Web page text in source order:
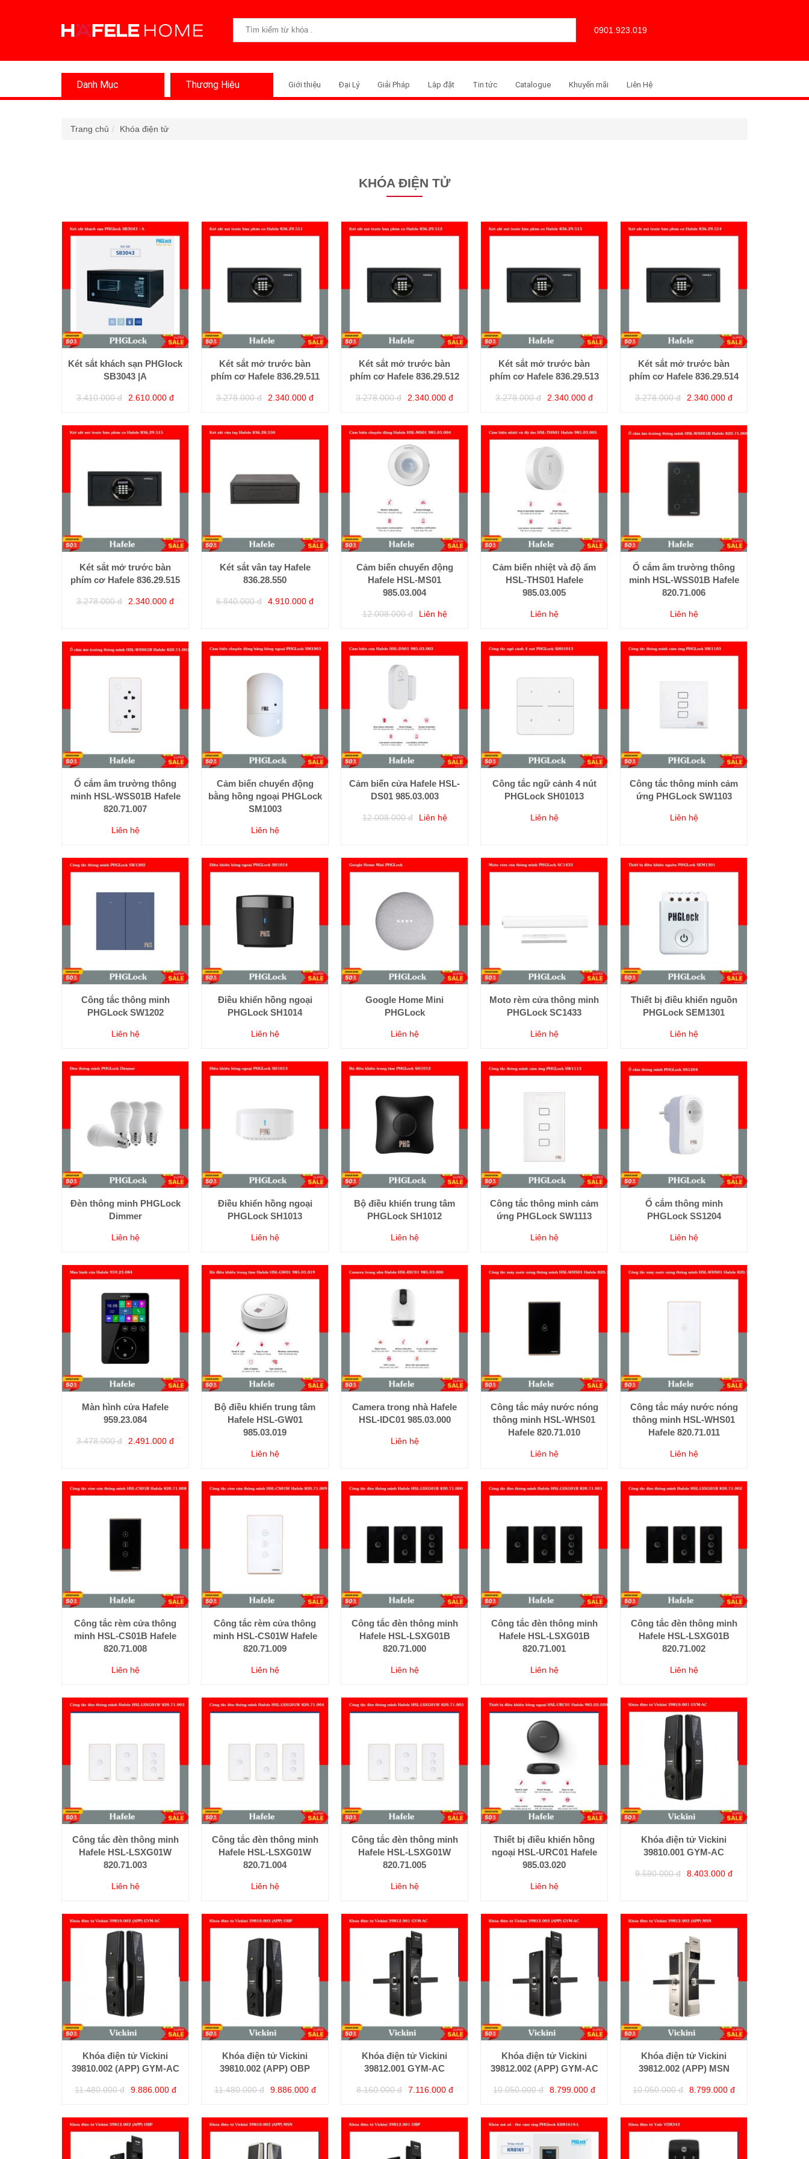
0901.923.019
Danh Mục Thương Hiệu Giới thiệu Đại Lý Giải Pháp Lắp đặt Tin tức Catalogue Khuyến mãi Liên Hệ
Trang chủ Khóa điện tử
KHÓA ĐIỆN TỬ
Két sắt khách sạn PHGlock
SB3043 |A
3.410.000 đ 2.610.000 đ
Két sắt mở trước bàn
phím cơ Hafele 836.29.511
3.278.000 đ 2.340.000 đ
Két sắt mở trước bàn
phím cơ Hafele 836.29.512
3.278.000 đ 2.340.000 đ
Két sắt mở trước bàn
phím cơ Hafele 836.29.513
3.278.000 đ 2.340.000 đ
Két sắt mở trước bàn
phím cơ Hafele 836.29.514
3.278.000 đ 2.340.000 đ
Két sắt mở trước bàn
phím cơ Hafele 836.29.515
3.278.000 đ 2.340.000 đ
Két sắt vân tay Hafele
836.28.550
6.840.000 đ 4.910.000 đ
Cảm biến chuyển động
Hafele HSL-MS01
985.03.004
12.008.000 đ Liên hệ
Cảm biến nhiệt và độ ẩm
HSL-THS01 Hafele
985.03.005
Liên hệ
Ổ cắm âm trường thông
minh HSL-WSS01B Hafele
820.71.006
Liên hệ
Ổ cắm âm trường thông
minh HSL-WSS01B Hafele
820.71.007
Liên hệ
Cảm biến chuyển động
bằng hồng ngoại PHGLock
SM1003
Liên hệ
Cảm biến cửa Hafele HSL-
DS01 985.03.003
12.008.000 đ Liên hệ
Công tắc ngữ cảnh 4 nút
PHGLock SH01013
Liên hệ
Công tắc thông minh cảm
ứng PHGLock SW1103
Liên hệ
Công tắc thông minh
PHGLock SW1202
Liên hệ
Điều khiển hồng ngoại
PHGLock SH1014
Liên hệ
Google Home Mini
PHGLock
Liên hệ
Moto rèm cửa thông minh
PHGLock SC1433
Liên hệ
Thiết bị điều khiển nguồn
PHGLock SEM1301
Liên hệ
Đèn thông minh PHGLock
Dimmer
Liên hệ
Điều khiển hồng ngoại
PHGLock SH1013
Liên hệ
Bộ điều khiển trung tâm
PHGLock SH1012
Liên hệ
Công tắc thông minh cảm
ứng PHGLock SW1113
Liên hệ
Ổ cắm thông minh
PHGLock SS1204
Liên hệ
Màn hình cửa Hafele
959.23.084
3.478.000 đ 2.491.000 đ
Bộ điều khiển trung tâm
Hafele HSL-GW01
985.03.019
Liên hệ
Camera trong nhà Hafele
HSL-IDC01 985.03.000
Liên hệ
Công tắc máy nước nóng
thông minh HSL-WHS01
Hafele 820.71.010
Liên hệ
Công tắc máy nước nóng
thông minh HSL-WHS01
Hafele 820.71.011
Liên hệ
Công tắc rèm cửa thông
minh HSL-CS01B Hafele
820.71.008
Liên hệ
Công tắc rèm cửa thông
minh HSL-CS01W Hafele
820.71.009
Liên hệ
Công tắc đèn thông minh
Hafele HSL-LSXG01B
820.71.000
Liên hệ
Công tắc đèn thông minh
Hafele HSL-LSXG01B
820.71.001
Liên hệ
Công tắc đèn thông minh
Hafele HSL-LSXG01B
820.71.002
Liên hệ
Công tắc đèn thông minh
Hafele HSL-LSXG01W
820.71.003
Liên hệ
Công tắc đèn thông minh
Hafele HSL-LSXG01W
820.71.004
Liên hệ
Công tắc đèn thông minh
Hafele HSL-LSXG01W
820.71.005
Liên hệ
Thiết bị điều khiển hồng
ngoại HSL-URC01 Hafele
985.03.020
Liên hệ
Khóa điện tử Vickini
39810.001 GYM-AC
9.590.000 đ 8.403.000 đ
Khóa điện tử Vickini
39810.002 (APP) GYM-AC
11.480.000 đ 9.886.000 đ
Khóa điện tử Vickini
39810.002 (APP) OBP
11.480.000 đ 9.886.000 đ
Khóa điện tử Vickini
39812.001 GYM-AC
8.160.000 đ 7.116.000 đ
Khóa điện tử Vickini
39812.002 (APP) GYM-AC
10.050.000 đ 8.799.000 đ
Khóa điện tử Vickini
39812.002 (APP) MSN
10.050.000 đ 8.799.000 đ